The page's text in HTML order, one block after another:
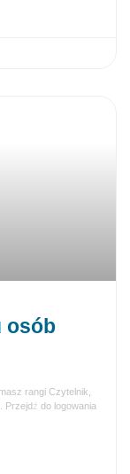
osób
rangi Czytelnik,
do logowania